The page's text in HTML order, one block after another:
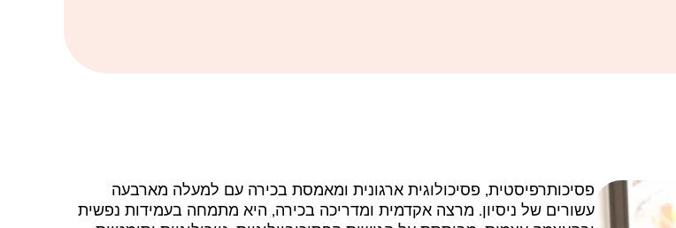
פסיכותרפיסטית, פסיכולוגית ארגונית ומאמסת בכירה עם למעלה מארבעה
עשורים של ניסיון. מרצה אקדמית ומדריכה בכירה, היא מתמחה בעמידות נפשית